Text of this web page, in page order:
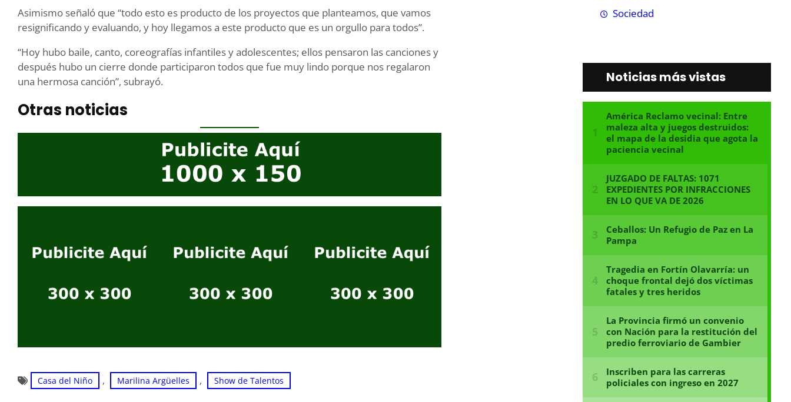
Asimismo señaló que “todo esto es producto de los proyectos que planteamos, que vamos
resignificando y evaluando, y hoy llegamos a este producto que es un orgullo para todos”.
“Hoy hubo baile, canto, coreografías infantiles y adolescentes; ellos pensaron las canciones y
después hubo un cierre donde participaron todos que fue muy lindo porque nos regalaron
una hermosa canción”, subrayó.
Otras noticias
Casa del Niño , Marilina Argüelles , Show de Talentos
Sociedad
Noticias más vistas